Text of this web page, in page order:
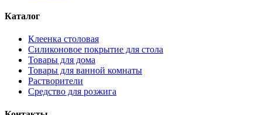
Каталог
Клеенка столовая
Силиконовое покрытие для стола
Товары для дома
Товары для ванной комнаты
Растворители
Средство для розжига